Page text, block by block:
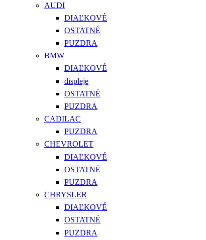
AUDI
DIAĽKOVÉ
OSTATNÉ
PUZDRA
BMW
DIAĽKOVÉ
displeje
OSTATNÉ
PUZDRA
CADILAC
PUZDRA
CHEVROLET
DIAĽKOVÉ
OSTATNÉ
PUZDRA
CHRYSLER
DIAĽKOVÉ
OSTATNÉ
PUZDRA